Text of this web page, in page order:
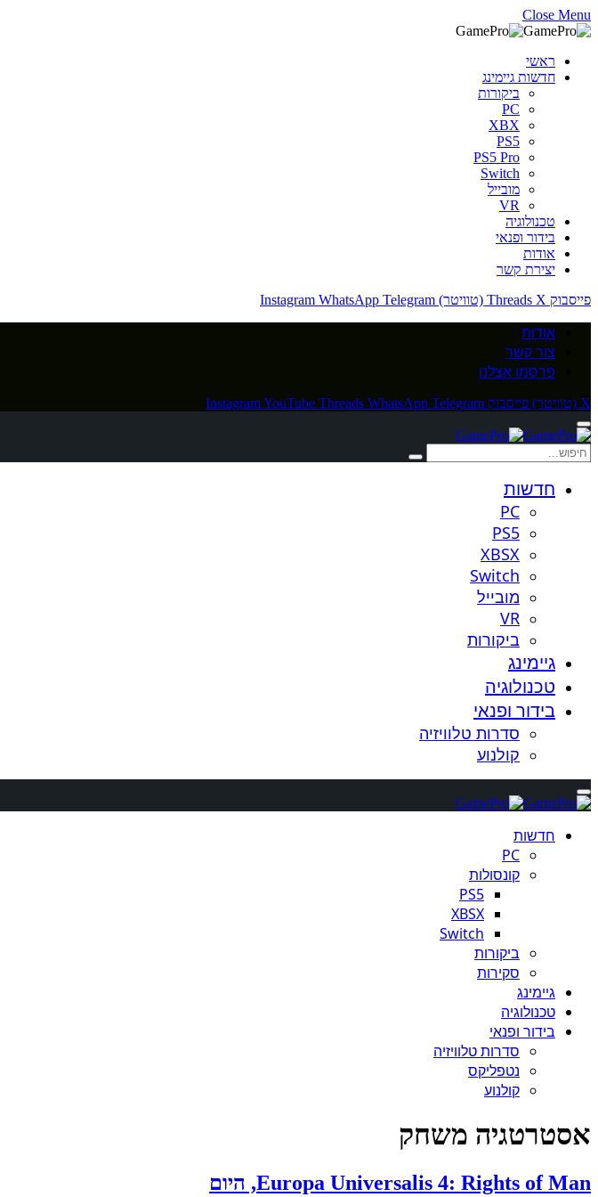
Close Menu
ראשי
חדשות גיימינג
ביקורות
PC
XBX
PS5
PS5 Pro
Switch
מובייל
VR
טכנולוגיה
בידור ופנאי
אודות
יצירת קשר
פייסבוק
Threads X (טוויטר) Instagram WhatsApp Telegram
אודות
צור קשר
פרסמו אצלנו
X (טוויטר) פייסבוק InstagramYouTube Threads WhatsApp Telegram
חדשות
PC
PS5
XBSX
Switch
מובייל
VR
ביקורות
גיימינג
טכנולוגיה
בידור ופנאי
סדרות טלוויזיה
קולנוע
חדשות
PC
קונסולות
PS5
XBSX
Switch
ביקורות
סקירות
גיימינג
טכנולוגיה
בידור ופנאי
סדרות טלוויזיה
נטפליקס
קולנוע
אסטרטגיה משחק
Europa Universalis 4: Rights of Man, היום